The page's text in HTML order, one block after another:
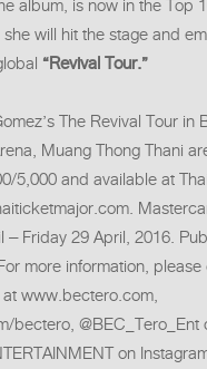
album, is now in the Top
will hit the stage and
“Revival Tour.”
The Revival Tour in
Muang Thong Thani
5,000 and available at
Friday 29 April, 2016.
more information,
www.bectero.com,
bectero, @BEC_Tero_Ent
on